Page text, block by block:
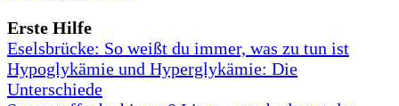
Erste Hilfe
Eselsbrücke: So weißt du immer, was zu tun ist
Hypoglykämie und Hyperglykämie: Die
Unterschiede